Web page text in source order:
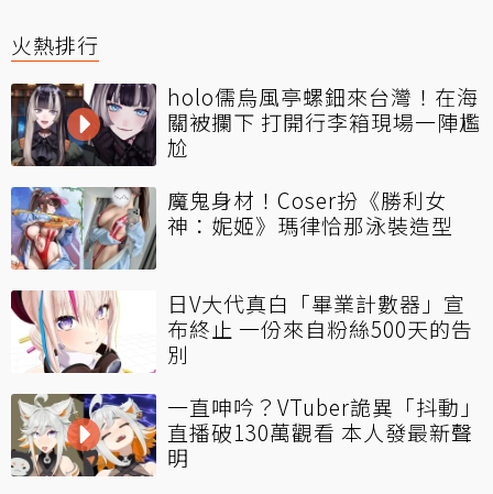
火熱排行
holo儒烏風亭螺鈿來台灣！在海
關被攔下 打開行李箱現場一陣尷
尬
魔鬼身材！Coser扮《勝利女
神：妮姬》瑪律恰那泳裝造型
日V大代真白「畢業計數器」宣
布終止 一份來自粉絲500天的告
別
一直呻吟？VTuber詭異「抖動」
直播破130萬觀看 本人發最新聲
明